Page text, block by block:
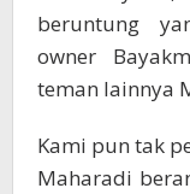
beruntung
owner
teman lainnya
Kami pun tak
Maharadi